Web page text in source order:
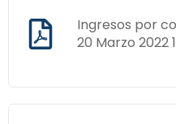
Ingresos por
20 Marzo 2022 1